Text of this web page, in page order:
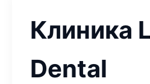
Клиника
Dental